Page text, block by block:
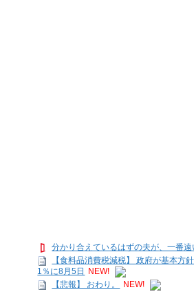
分かり合えているはずの夫が、一番遠
【食料品消費税減税】 政府が基本方
1％に8月5日
NEW!
【悲報】 おわり。
NEW!